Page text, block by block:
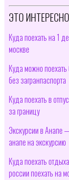
ЭТО
Куда поехать на 1
москве
Куда можно
без загранпаспорта
Куда поехать в
за границу
Экскурсии в Анапе
анапе на экскурсию
Куда поехать
россии поехать на